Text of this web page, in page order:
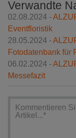
Verwandte
02.08.2024 -
Eventfloristik
28.05.2024 -
Fotodatenbank für
06.02.2024 -
Messefazit